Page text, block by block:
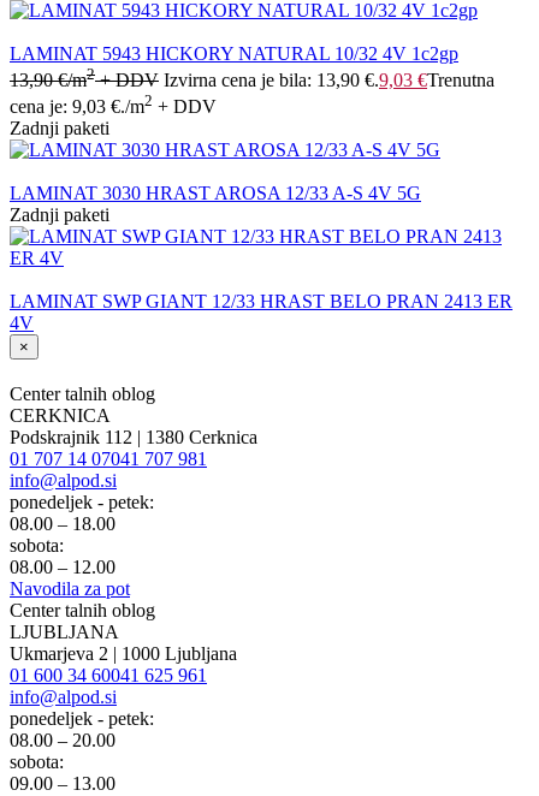
LAMINAT 5943 HICKORY NATURAL 10/32 4V 1c2gp
13,90€/m2+ DDV Izvirna cena je bila: 13,90 €.9,03 €Trenutna
cena je: 9,03 €./m2 + DDV
Zadnji paketi
LAMINAT 3030 HRAST AROSA 12/33 A-S 4V 5G
Zadnji paketi
LAMINAT SWP GIANT 12/33 HRAST BELO PRAN 2413 ER
4V
×
Center talnih oblog
CERKNICA
Podskrajnik 112 | 1380 Cerknica
01 707 14 07041 707 981
info@alpod.si
ponedeljek - petek:
08.00 – 18.00
sobota:
08.00 – 12.00
Navodila za pot
Center talnih oblog
LJUBLJANA
Ukmarjeva 2 | 1000 Ljubljana
01 600 34 60041 625 961
info@alpod.si
ponedeljek - petek:
08.00 – 20.00
sobota:
09.00 – 13.00